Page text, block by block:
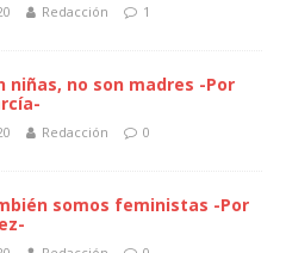
Redacción 1
niñas, no son madres -Por
Redacción 0
somos feministas -Por